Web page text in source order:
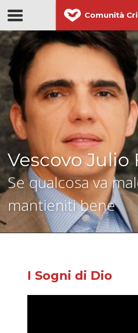
Comunità
Vescovo Julio
Se qualcosa va
mantieniti bene
I Sogni di Dio